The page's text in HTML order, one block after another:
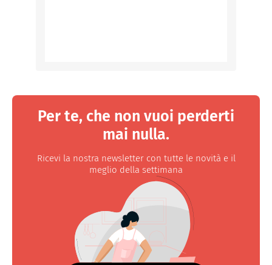
Per te, che non vuoi perderti
mai nulla.
Ricevi la nostra newsletter con tutte le novità e il
meglio della settimana